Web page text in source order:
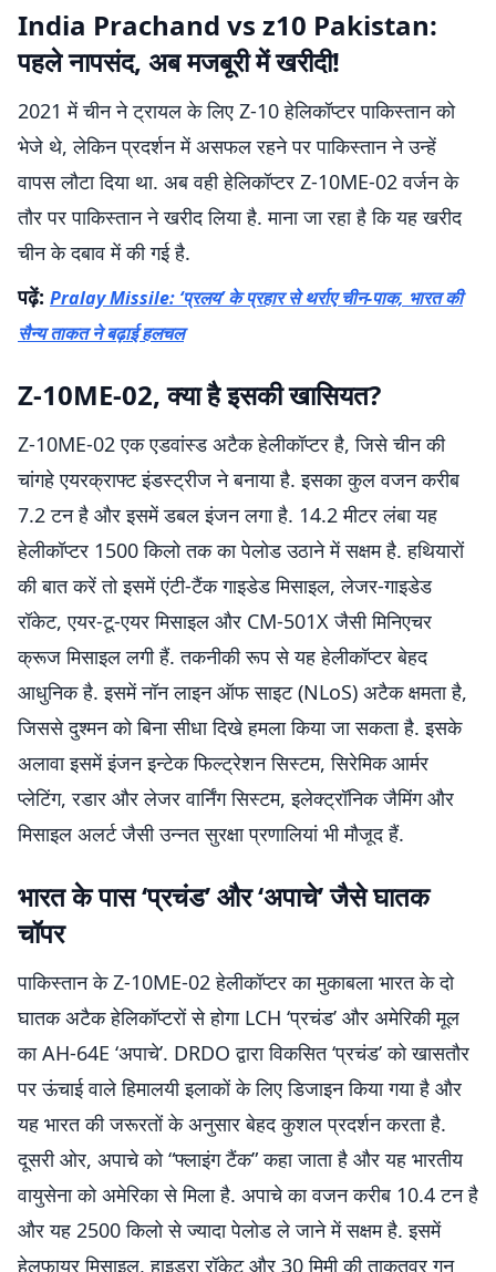
India Prachand vs z10 Pakistan:
पहले नापसंद, अब मजबूरी में खरीदी!
2021 में चीन ने ट्रायल के लिए Z-10 हेलिकॉप्टर पाकिस्तान को
भेजे थे, लेकिन प्रदर्शन में असफल रहने पर पाकिस्तान ने उन्हें
वापस लौटा दिया था. अब वही हेलिकॉप्टर Z-10ME-02 वर्जन के
तौर पर पाकिस्तान ने खरीद लिया है. माना जा रहा है कि यह खरीद
चीन के दबाव में की गई है.
पढ़ें: Pralay Missile: ‘प्रलय’ के प्रहार से थर्राए चीन-पाक, भारत की
सैन्य ताकत ने बढ़ाई हलचल
Z-10ME-02, क्या है इसकी खासियत?
Z-10ME-02 एक एडवांस्ड अटैक हेलीकॉप्टर है, जिसे चीन की
चांगहे एयरक्राफ्ट इंडस्ट्रीज ने बनाया है. इसका कुल वजन करीब
7.2 टन है और इसमें डबल इंजन लगा है. 14.2 मीटर लंबा यह
हेलीकॉप्टर 1500 किलो तक का पेलोड उठाने में सक्षम है. हथियारों
की बात करें तो इसमें एंटी-टैंक गाइडेड मिसाइल, लेजर-गाइडेड
रॉकेट, एयर-टू-एयर मिसाइल और CM-501X जैसी मिनिएचर
क्रूज मिसाइल लगी हैं. तकनीकी रूप से यह हेलीकॉप्टर बेहद
आधुनिक है. इसमें नॉन लाइन ऑफ साइट (NLoS) अटैक क्षमता है,
जिससे दुश्मन को बिना सीधा दिखे हमला किया जा सकता है. इसके
अलावा इसमें इंजन इन्टेक फिल्ट्रेशन सिस्टम, सिरेमिक आर्मर
प्लेटिंग, रडार और लेजर वार्निंग सिस्टम, इलेक्ट्रॉनिक जैमिंग और
मिसाइल अलर्ट जैसी उन्नत सुरक्षा प्रणालियां भी मौजूद हैं.
भारत के पास ‘प्रचंड’ और ‘अपाचे’ जैसे घातक
चॉपर
पाकिस्तान के Z-10ME-02 हेलीकॉप्टर का मुकाबला भारत के दो
घातक अटैक हेलिकॉप्टरों से होगा LCH ‘प्रचंड’ और अमेरिकी मूल
का AH-64E ‘अपाचे’. DRDO द्वारा विकसित ‘प्रचंड’ को खासतौर
पर ऊंचाई वाले हिमालयी इलाकों के लिए डिजाइन किया गया है और
यह भारत की जरूरतों के अनुसार बेहद कुशल प्रदर्शन करता है.
दूसरी ओर, अपाचे को “फ्लाइंग टैंक” कहा जाता है और यह भारतीय
वायुसेना को अमेरिका से मिला है. अपाचे का वजन करीब 10.4 टन है
और यह 2500 किलो से ज्यादा पेलोड ले जाने में सक्षम है. इसमें
हेलफायर मिसाइल, हाइड्रा रॉकेट और 30 मिमी की ताकतवर गन